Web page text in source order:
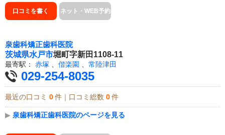
口コミを書く ネット・WEB予約
泉歯科矯正歯科医院
茨城県水戸市堀町字新田1108-11
最寄駅： 赤塚 、 偕楽園 、 常陸津田
029-254-8035
最近の口コミ 0 件｜口コミ総数 0 件
▶ 泉歯科矯正歯科医院のページを見る